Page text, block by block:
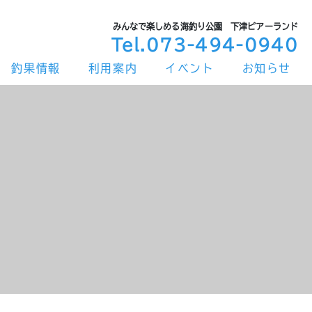
みんなで楽しめる海釣り公園 下津ピアーランド
Tel.073-494-0940
釣果情報 利用案内 イベント お知らせ